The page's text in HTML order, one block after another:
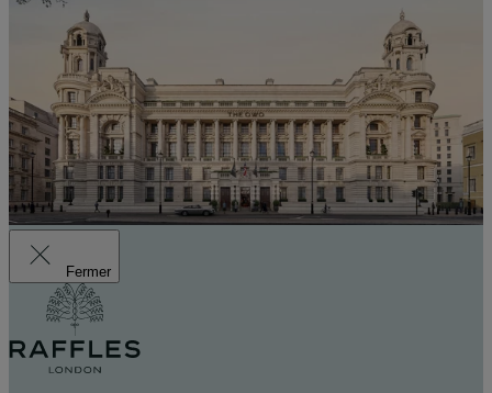
Fermer